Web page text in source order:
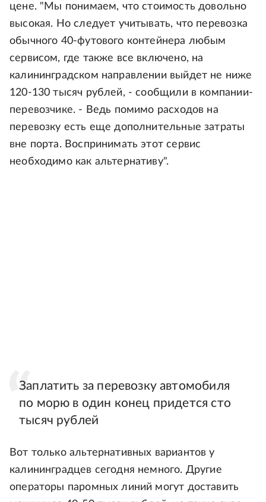
цене. "Мы понимаем, что стоимость довольно
высокая. Но следует учитывать, что перевозка
обычного 40-футового контейнера любым
сервисом, где также все включено, на
калининградском направлении выйдет не ниже
120-130 тысяч рублей, - сообщили в компании-
перевозчике. - Ведь помимо расходов на
перевозку есть еще дополнительные затраты
вне порта. Воспринимать этот сервис
необходимо как альтернативу".
Заплатить за перевозку автомобиля
по морю в один конец придется сто
тысяч рублей
Вот только альтернативных вариантов у
калининградцев сегодня немного. Другие
операторы паромных линий могут доставить